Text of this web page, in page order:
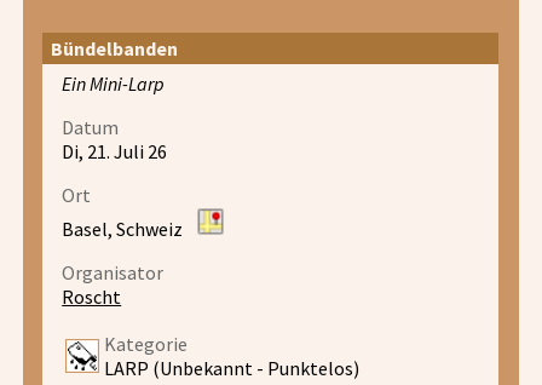
Bündelbanden
Ein Mini-Larp
Datum
Di, 21. Juli 26
Ort
Basel, Schweiz
Organisator
Roscht
Kategorie
LARP (Unbekannt - Punktelos)